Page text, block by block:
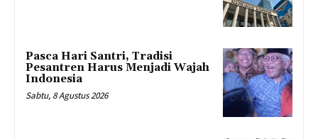
Pasca Hari Santri, Tradisi
Pesantren Harus Menjadi Wajah
Indonesia
Sabtu, 8 Agustus 2026